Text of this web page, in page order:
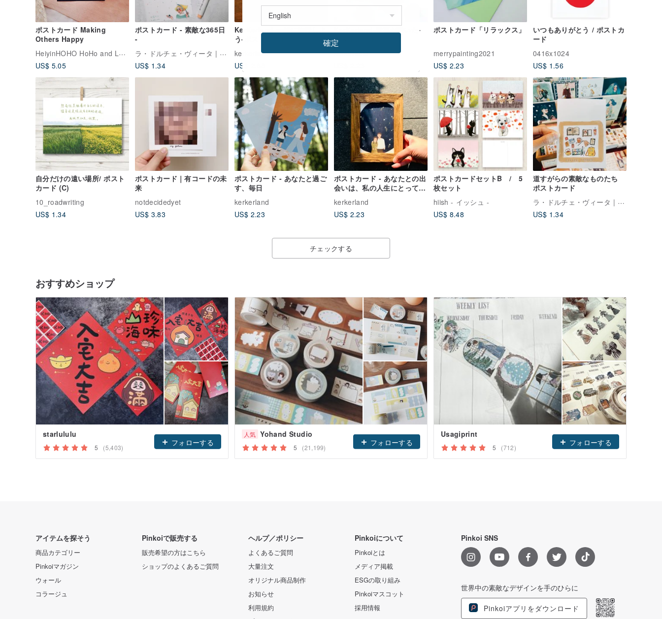
ポストカード Making
Others Happy
HeiyinHOHO HoHo and LamHo
US$ 5.05
ポストカード - 素敵な365日
-
ラ・ドルチェ・ヴィータ | La Dolce Vita
US$ 1.34
KerKerland-一緒に旅行しよ
う-ポストカード
kerkerland
US$ 2.68
KerKerland-幸福が咲いた-
ポストカード
kerkerland
ポストカード「リラックス」
merrypainting2021
US$ 2.23
いつもありがとう / ポストカ
ード
0416x1024
US$ 1.56
自分だけの遠い場所/ ポスト
カード (C)
10_roadwriting
US$ 1.34
ポストカード｜有コードの未
来
notdecidedyet
US$ 3.83
ポストカード - あなたと過ご
す、毎日
kerkerland
US$ 2.23
ポストカード - あなたとの出
会いは、私の人生にとって最
kerkerland
US$ 2.23
ポストカードセットB / 5
枚セット
hiish - イッシュ -
US$ 8.48
道すがらの素敵なものたち
ポストカード
ラ・ドルチェ・ヴィータ | La Dolce Vita
US$ 1.34
チェックする
おすすめショップ
starlululu
5 (5,403)
フォローする
人気 Yohand Studio
5 (21,199)
フォローする
Usagiprint
5 (712)
フォローする
アイテムを探そう
商品カテゴリー
Pinkoiマガジン
ウォール
コラージュ
Pinkoiで販売する
販売希望の方はこちら
ショップのよくあるご質問
ヘルプ／ポリシー
よくあるご質問
大量注文
オリジナル商品制作
お知らせ
利用規約
Pinkoiについて
Pinkoiとは
メディア掲載
ESGの取り組み
Pinkoiマスコット
採用情報
Pinkoi SNS
世界中の素敵なデザインを手のひらに
Pinkoiアプリをダウンロード
確定